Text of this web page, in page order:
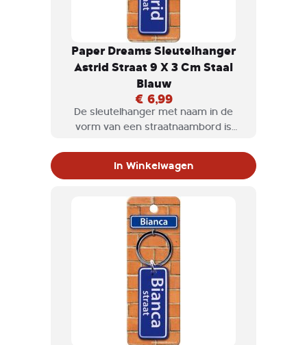
Paper Dreams Sleutelhanger
Astrid Straat 9 X 3 Cm Staal
Blauw
€ 6,99
De sleutelhanger met naam in de
vorm van een straatnaambord is
jezelf om te krijgen.
In Winkelwagen